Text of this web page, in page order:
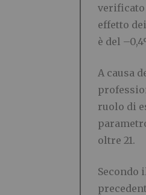
verificato
effetto
è del
A causa
ruolo di
oltre 21.
Secondo